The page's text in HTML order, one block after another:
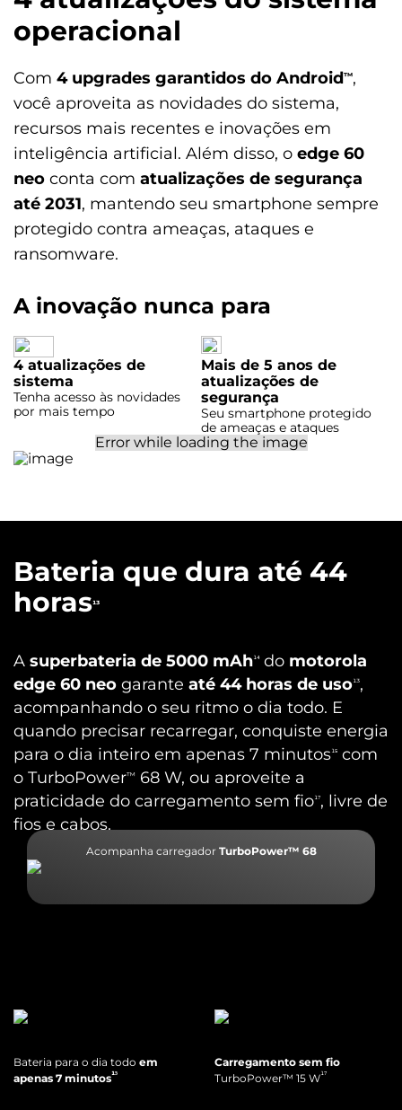
operacional
Com 4 upgrades garantidos do Android™,
você aproveita as novidades do sistema,
recursos mais recentes e inovações em
inteligência artificial. Além disso, o edge 60
neo conta com atualizações de segurança
até 2031, mantendo seu smartphone sempre
protegido contra ameaças, ataques e
ransomware.
A inovação nunca para
4 atualizações de
sistema
Tenha acesso às novidades
por mais tempo
Mais de 5 anos de
atualizações de
segurança
Seu smartphone protegido
de ameaças e ataques
Bateria que dura até 44
horas¹³
A superbateria de 5000 mAh¹⁴do motorola
edge 60 neo garante até 44 horas de uso¹³,
acompanhando o seu ritmo o dia todo. E
quando precisar recarregar, conquiste energia
para o dia inteiro em apenas 7 minutos¹⁵ com
o TurboPower™ 68 W, ou aproveite a
praticidade do carregamento sem fio¹⁷, livre de
fios e cabos.
Acompanha carregador TurboPower™ 68
Bateria para o dia todo em
apenas 7 minutos¹⁵
Carregamento sem fio
TurboPower™ 15 W¹⁷